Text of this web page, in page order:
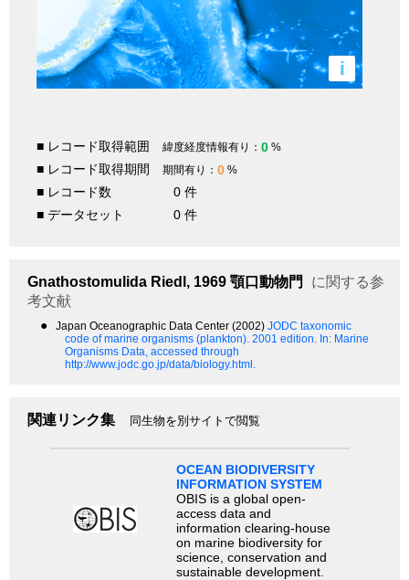
i
■ レコード取得範囲 緯度経度情報有り： 0 %
■ レコード取得期間 期間有り： 0 %
■ レコード数
0 件
■ データセット
0 件
Gnathostomulida Riedl, 1969 顎口動物門
に関する参
考文献
● Japan Oceanographic Data Center (2002) JODC taxonomic
code of marine organisms (plankton). 2001 edition. In: Marine
Organisms Data, accessed through
http://www.jodc.go.jp/data/biology.html.
関連リンク集 同生物を別サイトで閲覧
OCEAN BIODIVERSITY
INFORMATION SYSTEM
OBIS is a global open-
access data and
information clearing-house
on marine biodiversity for
science, conservation and
sustainable development.